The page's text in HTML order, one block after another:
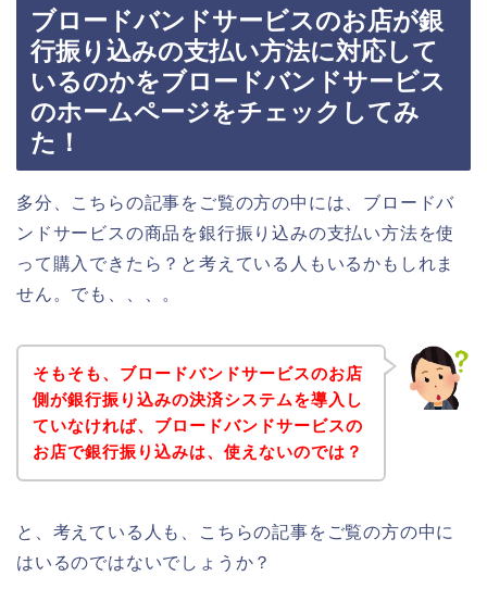
ブロードバンドサービスのお店が銀
行振り込みの支払い方法に対応して
いるのかをブロードバンドサービス
のホームページをチェックしてみ
た！
多分、こちらの記事をご覧の方の中には、ブロードバ
ンドサービスの商品を銀行振り込みの支払い方法を使
って購入できたら？と考えている人もいるかもしれま
せん。でも、、、。
そもそも、ブロードバンドサービスのお店
側が銀行振り込みの決済システムを導入し
ていなければ、ブロードバンドサービスの
お店で銀行振り込みは、使えないのでは？
と、考えている人も、こちらの記事をご覧の方の中に
はいるのではないでしょうか？